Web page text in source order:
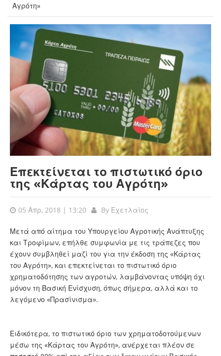
Αγρότη»
Επεκτείνεται το πιστωτικό όριο
της «Κάρτας του Αγρότη»
05 Απρ, 2018 | 13:20 By Εχετλαίος
Μετά από αίτημα του Υπουργείου Αγροτικής Ανάπτυξης
και Τροφίμων, επήλθε συμφωνία με τις τράπεζες που
έχουν συμβληθεί μαζί του για την έκδοση της «Κάρτας
του Αγρότη», και επεκτείνεται το πιστωτικό όριο
χρηματοδότησης των αγροτών, λαμβάνοντας υπόψη όχι
μόνον τη Βασική Ενίσχυση, όπως σήμερα, αλλά και το
λεγόμενο «Πρασίνισμα».
Ειδικότερα, το πιστωτικό όριο των χρηματοδοτούμενων
μέσω της «Κάρτας του Αγρότη», ανέρχεται πλέον σε